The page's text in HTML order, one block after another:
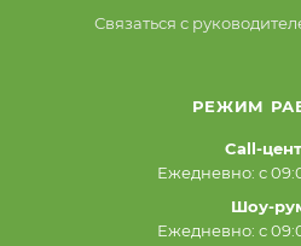
Связаться с
РЕЖИМ
Call-
Ежедневно: с
Шоу-
Ежедневно: с